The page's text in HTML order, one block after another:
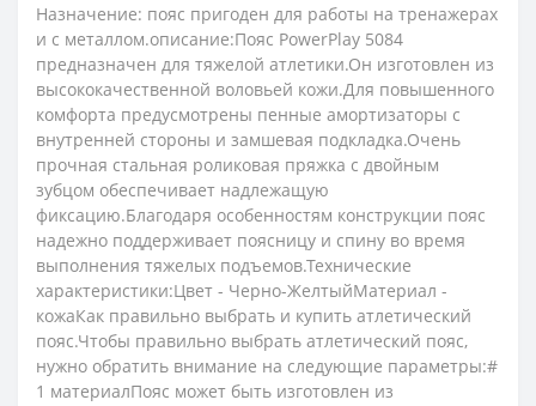
Назначение: пояс пригоден для работы на тренажерах
и с металлом.описание:Пояс PowerPlay 5084
предназначен для тяжелой атлетики.Он изготовлен из
высококачественной воловьей кожи.Для повышенного
комфорта предусмотрены пенные амортизаторы с
внутренней стороны и замшевая подкладка.Очень
прочная стальная роликовая пряжка с двойным
зубцом обеспечивает надлежащую
фиксацию.Благодаря особенностям конструкции пояс
надежно поддерживает поясницу и спину во время
выполнения тяжелых подъемов.Технические
характеристики:Цвет - Черно-ЖелтыйМатериал -
кожаКак правильно выбрать и купить атлетический
пояс.Чтобы правильно выбрать атлетический пояс,
нужно обратить внимание на следующие параметры:#
1 материалПояс может быть изготовлен из